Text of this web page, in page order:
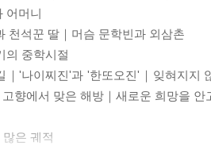
어머니
천석꾼 딸｜머슴 문학빈과 외삼촌
의 중학시절
｜'나이찌진'과 '한또오진'｜잊혀지지
향에서 맞은 해방｜새로운 희망을
은 궤적